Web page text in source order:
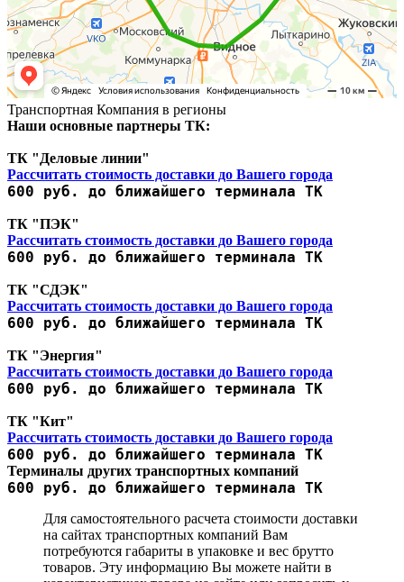
Транспортная Компания в регионы
Наши основные партнеры ТК:
ТК "Деловые линии"
Рассчитать стоимость доставки до Вашего города
600 руб. до ближайшего терминала ТК
ТК "ПЭК"
Рассчитать стоимость доставки до Вашего города
600 руб. до ближайшего терминала ТК
ТК "СДЭК"
Рассчитать стоимость доставки до Вашего города
600 руб. до ближайшего терминала ТК
ТК "Энергия"
Рассчитать стоимость доставки до Вашего города
600 руб. до ближайшего терминала ТК
ТК "Кит"
Рассчитать стоимость доставки до Вашего города
600 руб. до ближайшего терминала ТК
Терминалы других транспортных компаний
600 руб. до ближайшего терминала ТК
Для самостоятельного расчета стоимости доставки
на сайтах транспортных компаний Вам
потребуются габариты в упаковке и вес брутто
товаров. Эту информацию Вы можете найти в